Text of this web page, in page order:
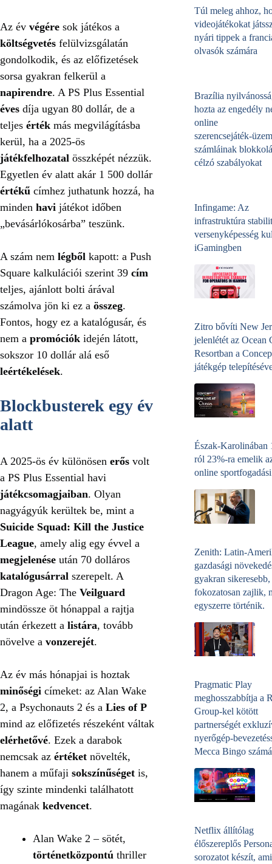
Az év végére sok játékos a
költségvetés felülvizsgálatán
gondolkodik, és az előfizetések
sorsa gyakran felkerül a
napirendre. A PS Plus Essential
éves díja ugyan 80 dollár, de a
teljes érték más megvilágításba
kerül, ha a 2025-ös
játékfelhozatal összképét nézzük.
Egyetlen év alatt akár 1 500 dollár
értékű címhez juthatunk hozzá, ha
minden havi játékot időben
„bevásárlókosárba” teszünk.
A szám nem légből kapott: a Push
Square kalkulációi szerint 39 cím
teljes, ajánlott bolti árával
számolva jön ki ez a összeg.
Fontos, hogy ez a katalógusár, és
nem a promóciók idején látott,
sokszor 10 dollár alá eső
leértékelések.
Blockbusterek egy év
alatt
A 2025-ös év különösen erős volt
a PS Plus Essential havi
játékcsomagjaiban. Olyan
nagyágyúk kerültek be, mint a
Suicide Squad: Kill the Justice
League, amely alig egy évvel a
megjelenése után 70 dolláros
katalógusárral szerepelt. A
Dragon Age: The Veilguard
mindössze öt hónappal a rajtja
után érkezett a listára, tovább
növelve a vonzerejét.
Az év más hónapjai is hoztak
minőségi címeket: az Alan Wake
2, a Psychonauts 2 és a Lies of P
mind az előfizetés részeként váltak
elérhetővé. Ezek a darabok
nemcsak az értéket növelték,
hanem a műfaji sokszínűséget is,
így szinte mindenki találhatott
magának kedvencet.
Alan Wake 2 – sötét,
történetközpontú thriller
Túl meleg ahhoz,
videojátékokat
nyári tippek a
olvasók számára
Brazília
hozta az engedély
online
számláinak
célzó szabályokat
Infingame: Az
infrastruktúra
versenyképesség
iGamingben
Zitro bővíti New
jelenlétét az Ocean
Resortban a
játékgép
Észak-Karolinában
ról 23%-ra emelik
online
Zenith: Latin-
gazdasági
gyakran sikeresebb,
fokozatosan zajlik,
egyszerre történik.
Pragmatic Play
meghosszabbítja a
Group-kel kötött
partnerségét
nyerőgép-
Mecca Bingo
Netflix állítólag
élőszereplős
sorozatot készít,